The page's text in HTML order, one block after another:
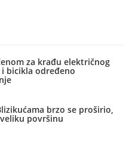
za krađu električnog
bicikla određeno
brzo se proširio,
površinu